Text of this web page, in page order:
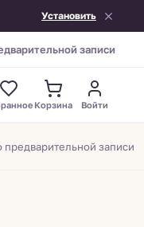
Установить
записи
Корзина Войти
предварительной записи